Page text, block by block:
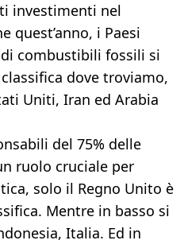
investimenti nel
quest’anno, i Paesi
combustibili fossili si
dove troviamo,
Uniti, Iran ed Arabia
del 75% delle
ruolo cruciale per
solo il Regno Unito è
Mentre in basso si
Italia. Ed in